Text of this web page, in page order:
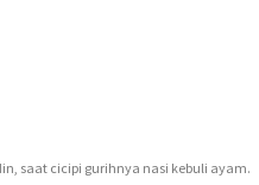
saat cicipi gurihnya nasi kebuli ayam.